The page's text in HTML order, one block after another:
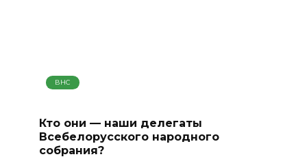
ВНС
Кто они — наши делегаты
Всебелорусского народного
собрания?